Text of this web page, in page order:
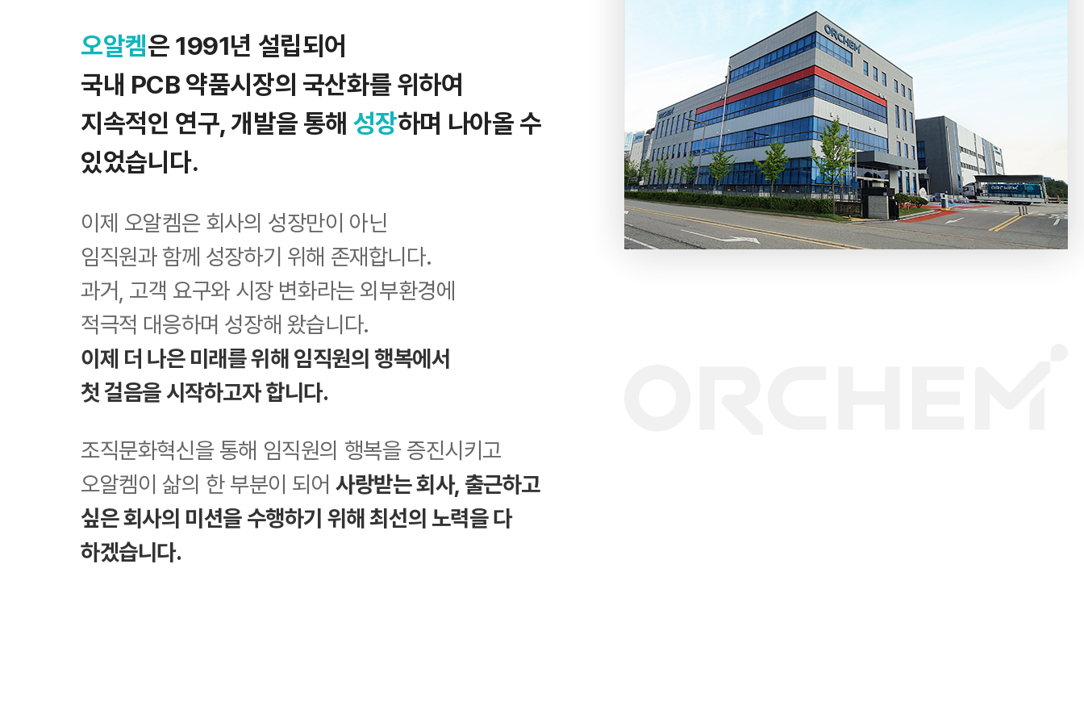
오알켐은 1991년 설립되어
국내 PCB 약품시장의 국산화를 위하여
지속적인 연구, 개발을 통해 성장하며 나아올 수
있었습니다.
이제 오알켐은 회사의 성장만이 아닌
임직원과 함께 성장하기 위해 존재합니다.
과거, 고객 요구와 시장 변화라는 외부환경에
적극적 대응하며 성장해 왔습니다.
이제 더 나은 미래를 위해 임직원의 행복에서
첫 걸음을 시작하고자 합니다.
조직문화혁신을 통해 임직원의 행복을 증진시키고
오알켐이 삶의 한 부분이 되어사랑받는 회사, 출근하고
싶은 회사의 미션을 수행하기 위해최선의 노력을 다
하겠습니다.